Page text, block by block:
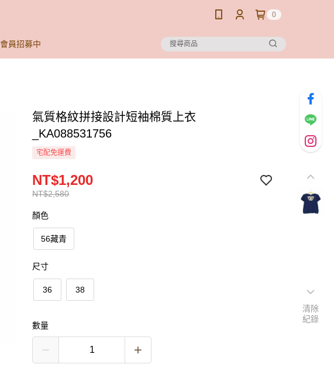
0
會員招募中
氣質格紋拼接設計短袖棉質上衣
_KA088531756
宅配免運費
NT$2,580
NT$1,200
顏色
56藏青
尺寸
36 38
數量
清除
紀錄